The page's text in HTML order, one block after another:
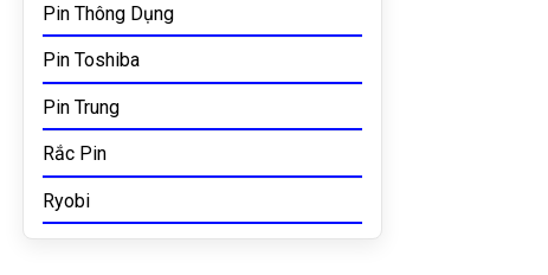
Pin Thông Dụng
Pin Toshiba
Pin Trung
Rắc Pin
Ryobi